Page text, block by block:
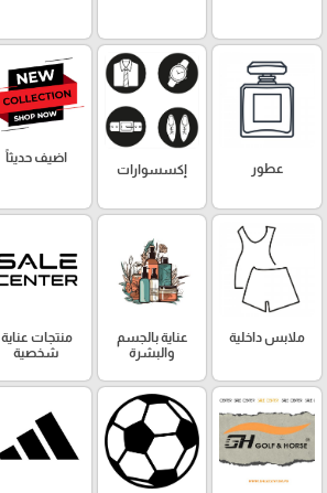
عطور إكسسوارات
اضيف حديثاً
ملابس داخلية
عناية بالجسم
والبشرة
منتجات عناية
شخصية